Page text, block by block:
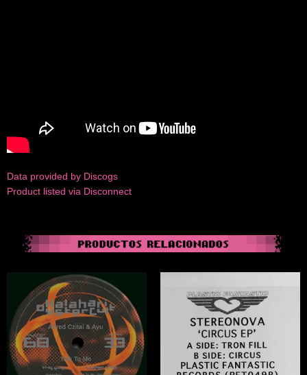
Data provided by Discogs
Product listed via Disconnect